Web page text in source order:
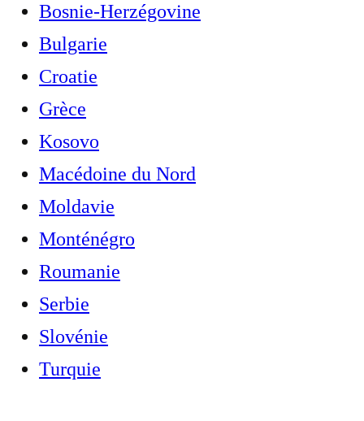
Bosnie-Herzégovine
Bulgarie
Croatie
Grèce
Kosovo
Macédoine du Nord
Moldavie
Monténégro
Roumanie
Serbie
Slovénie
Turquie